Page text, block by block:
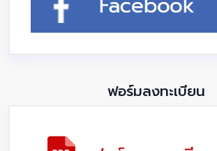
ฟอร์มลงทะเบียน